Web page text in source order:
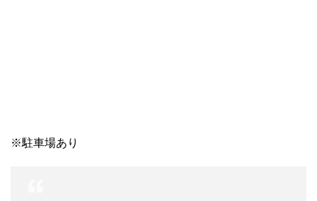
※駐車場あり